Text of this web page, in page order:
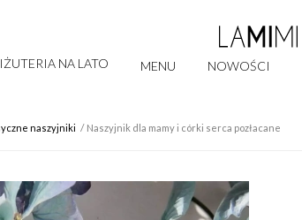
NA LATO MENU NOWOŚCI
naszyjniki Naszyjnik dla mamy i córki serca pozłacane